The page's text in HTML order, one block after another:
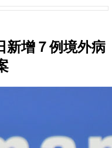
新增７例境外病